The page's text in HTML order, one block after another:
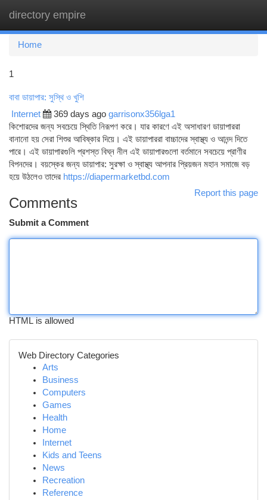
directory empire
Home
1
বাবা ডায়াপার: সুস্থি ও খুশি
Internet 369 days ago garrisonx356lga1
কিশোরদের জন্য সবচেয়ে স্থিতি নিরূপণ করে। যার কারণে এই অসাধারণ ডায়াপাররা
বানানো হয় সেরা শিশুর আবিষ্কার দিয়ে। এই ডায়াপাররা বাচ্চাদের স্বাস্থ্য ও আনন্দ দিতে
পারে। এই ডায়াপারগুলি প্রশস্ত বিঘ্ন নীল এই ডায়াপারগুলো বর্তমানে সবচেয়ে প্রাণীর
বিপনদের। বয়স্কের জন্য ডায়াপার: সুরক্ষা ও স্বাস্থ্য আপনার প্রিয়জন মহান সমাজে বড়
হয়ে উঠলেও তাদের https://diapermarketbd.com
Report this page
Comments
Submit a Comment
HTML is allowed
Web Directory Categories
Arts
Business
Computers
Games
Health
Home
Internet
Kids and Teens
News
Recreation
Reference